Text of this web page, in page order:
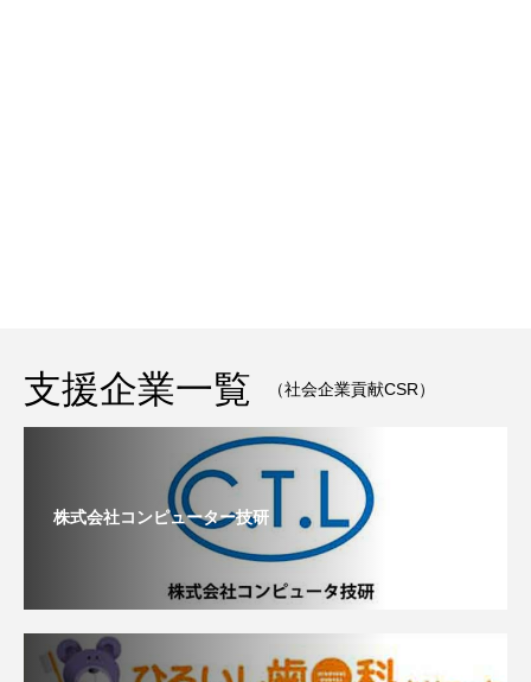
支援企業一覧 （社会企業貢献CSR）
株式会社コンピューター技研